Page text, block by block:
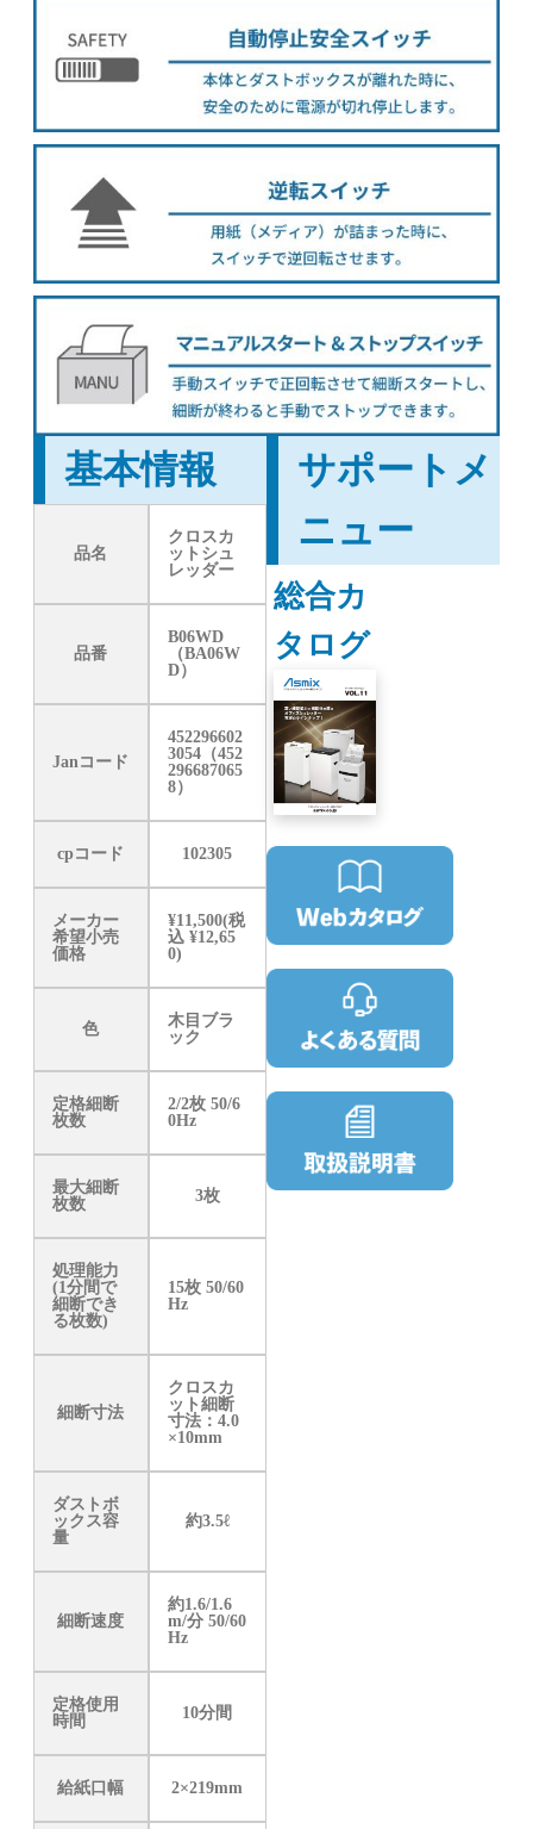
基本情報
品名
クロスカ
ットシュ
レッダー
品番
B06WD
（BA06W
D）
Janコード
452296602
3054（452
296687065
8）
cpコード 102305
メーカー
希望小売
価格
¥11,500(税
込 ¥12,65
0)
色
木目ブラ
ック
定格細断
枚数
2/2枚 50/6
0Hz
最大細断
枚数
3枚
処理能力
(1分間で
細断でき
る枚数)
15枚 50/60
Hz
細断寸法
クロスカ
ット細断
寸法：4.0
×10mm
ダストボ
ックス容
量
約3.5ℓ
細断速度
約1.6/1.6
m/分 50/60
Hz
定格使用
時間
10分間
給紙口幅 2×219mm
サポートメ
ニュー
総合カ
タログ